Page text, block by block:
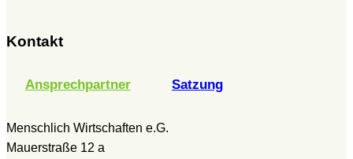
Kontakt
Ansprechpartner Satzung
Menschlich Wirtschaften e.G.
Mauerstraße 12 a